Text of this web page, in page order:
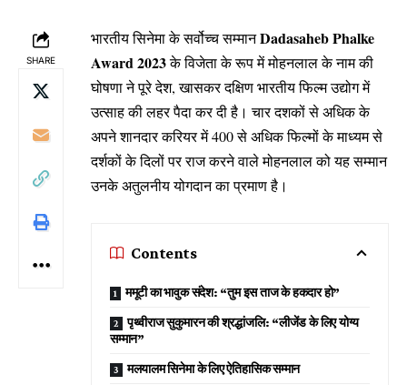
SHARE
भारतीय सिनेमा के सर्वोच्च सम्मानDadasaheb Phalke
Award 2023के विजेता के रूप में मोहनलाल के नाम की
घोषणा ने पूरे देश, खासकर दक्षिण भारतीय फिल्म उद्योग में
उत्साह की लहर पैदा कर दी है। चार दशकों से अधिक के
अपने शानदार करियर में 400 से अधिक फिल्मों के माध्यम से
दर्शकों के दिलों पर राज करने वाले मोहनलाल को यह सम्मान
उनके अतुलनीय योगदान का प्रमाण है।
Contents
ममूटी का भावुक संदेश: “तुम इस ताज के हकदार हो”
पृथ्वीराज सुकुमारन की श्रद्धांजलि: “लीजेंड के लिए योग्य
सम्मान”
मलयालम सिनेमा के लिए ऐतिहासिक सम्मान